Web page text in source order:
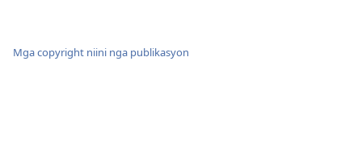
Mga copyright niini nga publikasyon